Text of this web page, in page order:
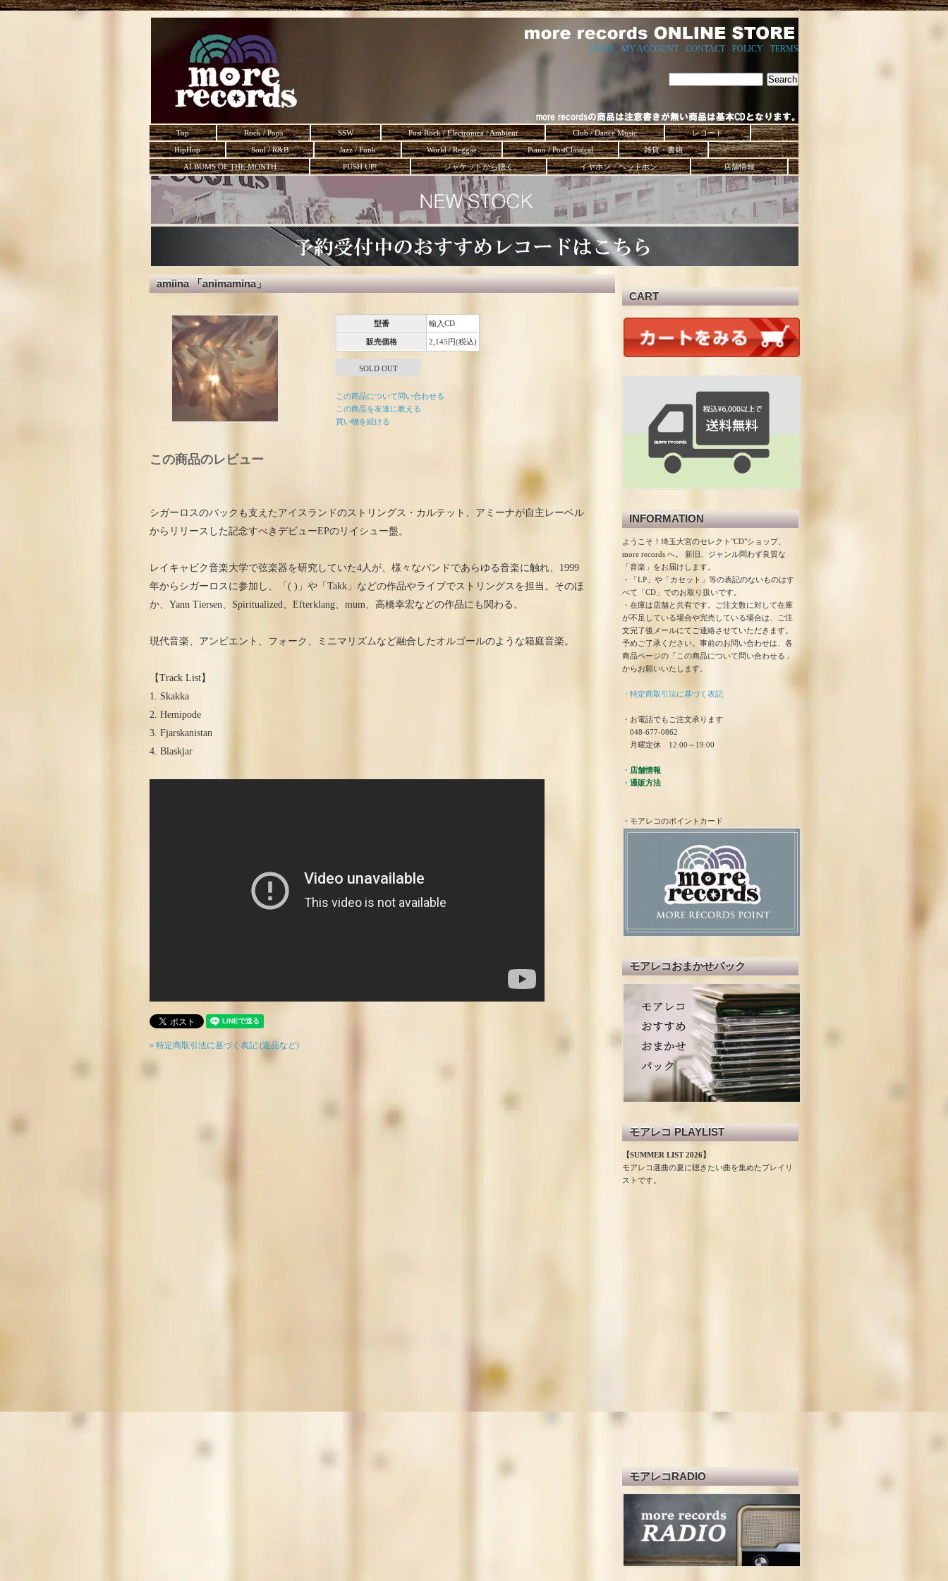
HOME - MY ACCOUNT - CONTACT- POLICY TERMS
Top Rock / Pops SSW Post Rock / Electronica / Ambient Club / Dance Music
レコード
HipHop
Soul / R&B Jazz / Funk World / Reggae Piano / PostClassical
雑貨・書籍
ALBUMS OF THE MONTH
PUSH UP! ジャケットから聴く。 イヤホン・ヘッドホン 店舗情報
amiina 「animamina」
型番 輸入CD
販売価格 2,145円(税込)
SOLD OUT
この商品について問い合わせる
この商品を友達に教える
買い物を続ける
この商品のレビュー
シガーロスのバックも支えたアイスランドのストリングス・カルテット、アミーナが自主レーベル
からリリースした記念すべきデビューEPのリイシュー盤。
レイキャビク音楽大学で弦楽器を研究していた4人が、様々なバンドであらゆる音楽に触れ、1999
年からシガーロスに参加し、「( )」や「Takk」などの作品やライブでストリングスを担当。そのほ
か、Yann Tiersen、Spiritualized、Efterklang、mum、高橋幸宏などの作品にも関わる。
現代音楽、アンビエント、フォーク、ミニマリズムなど融合したオルゴールのような箱庭音楽。
【Track List】
1. Skakka
2. Hemipode
3. Fjarskanistan
4. Blaskjar
» 特定商取引法に基づく表記 (返品など)
CART
INFORMATION
ようこそ！埼玉大宮のセレクト"CD"ショップ、
more records へ。 新旧、ジャンル問わず良質な
「音楽」をお届けします。
・「LP」や「カセット」等の表記のないものはす
べて「CD」でのお取り扱いです。
・在庫は店舗と共有です。ご注文数に対して在庫
が不足している場合や完売している場合は、ご注
文完了後メールにてご連絡させていただきます。
予めご了承ください。事前のお問い合わせは、各
商品ページの「この商品について問い合わせる」
からお願いいたします。
・特定商取引法に基づく表記
・お電話でもご注文承ります
048-677-0862
月曜定休 12:00～19:00
・ 店舗情報
・ 通販方法
・モアレコのポイントカード
モアレコおまかせパック
モアレコ PLAYLIST
【SUMMER LIST 2026】
モアレコ選曲の夏に聴きたい曲を集めたプレイリ
ストです。
モアレコRADIO